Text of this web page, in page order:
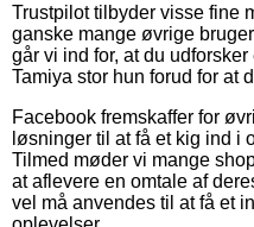
Trustpilot tilbyder visse fine
ganske mange øvrige
går vi ind for, at du
Tamiya stor hun forud for at
Facebook fremskaffer for
løsninger til at få et kig ind i
Tilmed møder vi mange
at aflevere en omtale af
vel må anvendes til at få et